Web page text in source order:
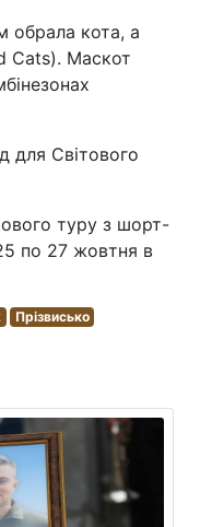
обрала кота, а
Cats). Маскот
для Світового
туру з шорт-
по 27 жовтня в
Прізвисько